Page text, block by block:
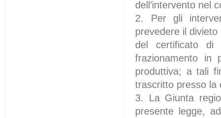
dell’intervento nel
2. Per gli
prevedere il
del certificato di
frazionamento in
produttiva; a tali
trascritto presso la
3. La Giunta
presente legge,